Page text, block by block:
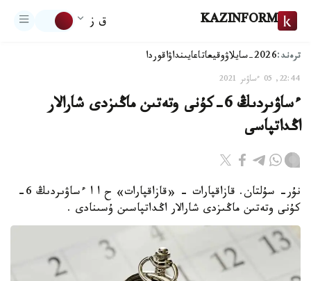
KAZINFORM ق ز
ترەند:2026-سايلاۋ وقيعاتاعايىنداۋاقوردا
22:44, 05 ءساۋىر 2021
ءساۋىردىڭ 6-كۇنى وتەتىن ماڭىزدى شارالار
اڭداتپاسى
نۇر- سۇلتان. قازاقپارات - «قازاقپارات» ح ا ا ءساۋىردىڭ 6-
كۇنى وتەتىن ماڭىزدى شارالار اڭداتپاسىن ۇسىنادى .